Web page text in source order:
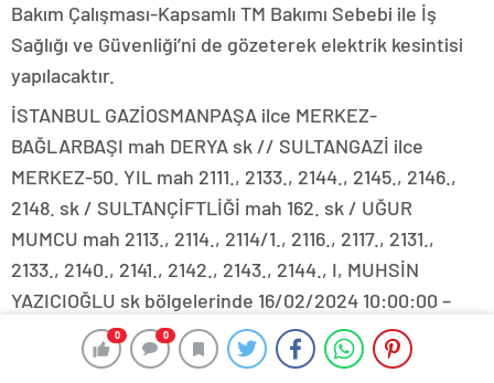
0 0
Bakım Çalışması-Kapsamlı TM Bakımı Sebebi ile İş
Sağlığı ve Güvenliği’ni de gözeterek elektrik kesintisi
yapılacaktır.
İSTANBUL GAZİOSMANPAŞA ilce MERKEZ-
BAĞLARBAŞI mah DERYA sk // SULTANGAZİ ilce
MERKEZ-50. YIL mah 2111., 2133., 2144., 2145., 2146.,
2148. sk / SULTANÇİFTLİĞİ mah 162. sk / UĞUR
MUMCU mah 2113., 2114., 2114/1., 2116., 2117., 2131.,
2133., 2140., 2141., 2142., 2143., 2144., I, MUHSİN
YAZICIOĞLU sk bölgelerinde 16/02/2024 10:00:00 –
16/02/2024 14:00:00 saatleri arasında Abone/Şube
Bağlantısı Sebebi ile İş Sağlığı ve Güvenliği’ni de